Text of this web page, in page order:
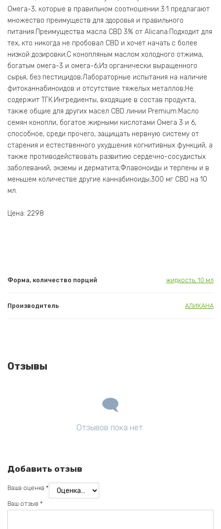
Омега-3, которые в правильном соотношении 3:1 предлагают
множество преимуществ для здоровья и правильного
питания.Преимущества масла CBD 3% от Alicana:Подходит для
тех, кто никогда не пробовал CBD и хочет начать с более
низкой дозировки;С конопляным маслом холодного отжима,
богатым омега-3 и омега-6;Из органически выращенного
сырья, без пестицидов;Лабораторные испытания на наличие
фитоканнабиноидов и отсутствие тяжелых металлов;Не
содержит ТГК.Ингредиенты, входящие в состав продукта,
также общие для других масел CBD линии Premium:Масло
семян конопли, богатое жирными кислотами Омега 3 и 6,
способное, среди прочего, защищать нервную систему от
старения и естественного ухудшения когнитивных функций, а
также противодействовать развитию сердечно-сосудистых
заболеваний, экземы и дерматита;Флавоноиды и терпены и в
меньшем количестве другие каннабиноиды;300 мг CBD на 10
мл.
Цена: 2298
Форма, количество порций жидкость, 10 мл
Производитель АЛИКАНА
Отзывы
Отзывов пока нет.
Добавить отзыв
Ваша оценка *
Ваш отзыв *